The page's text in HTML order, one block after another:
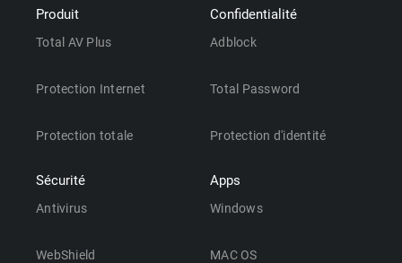
Produit
Total AV Plus
Protection Internet
Protection totale
Sécurité
Antivirus
WebShield
Confidentialité
Adblock
Total Password
Protection d'identité
Apps
Windows
MAC OS